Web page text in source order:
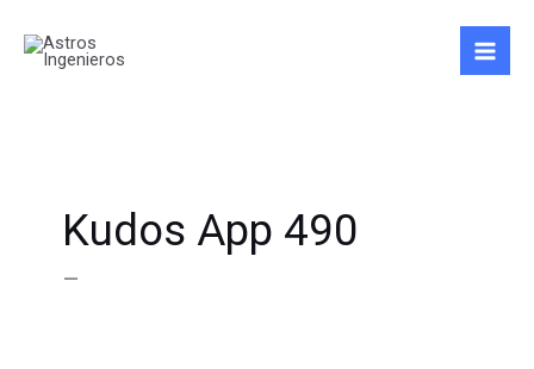
contenido
Kudos App 490
–
por: